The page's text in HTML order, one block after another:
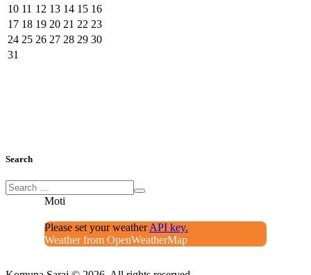
10 11 12 13 14 15 16
17 18 19 20 21 22 23
24 25 26 27 28 29 30
31
Search
Moti
Please set your weatherAPI key.
Weather from OpenWeatherMap